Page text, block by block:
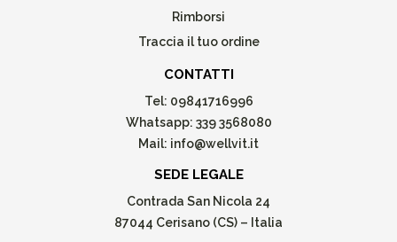
Rimborsi
Traccia il tuo ordine
CONTATTI
Tel: 09841716996
Whatsapp: 339 3568080
Mail: info@wellvit.it
SEDE LEGALE
Contrada San Nicola 24
87044 Cerisano (CS) – Italia